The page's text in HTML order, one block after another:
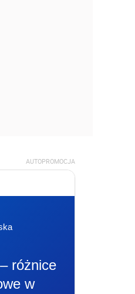
AUTOPROMOCJA
– różnice
w